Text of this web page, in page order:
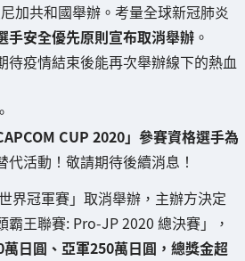
加共和國舉辦。考量全球新冠肺炎
手安全優先原則宣布取消舉辦 。
待疫情結束後能再次舉辦線下的熱血
CUP 2020」參賽資格選手為
代活動！敬請期待後續消息！
界冠軍賽」取消舉辦，主辦方決定
王聯賽: Pro-JP 2020 總決賽」，
日圓、亞軍250萬日圓，總獎金超